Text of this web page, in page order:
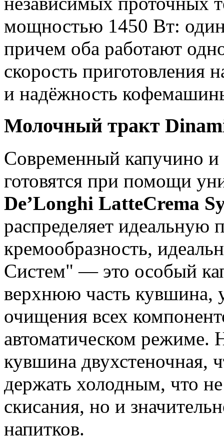
мощностью 1450 Вт:
причем оба работают
скорость приготовления
и надёжность
Молочный тракт
Современный капучино и
готовятся при помощи
De’Longhi LatteCrema
распределяет идеальную
кремообразность,
Систем" — это особый
верхнюю часть кувшина,
очищения всех
автоматическом режиме.
кувшина двухстеночная,
держать холодным, что не
скисания, но и
напитков.